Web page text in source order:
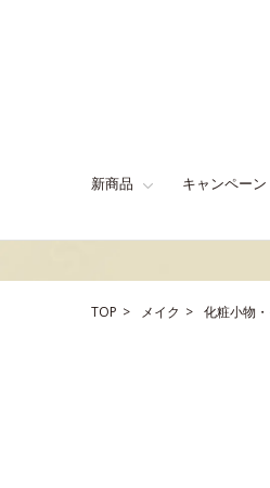
新商品 キャンペーン
TOP メイク 化粧小物